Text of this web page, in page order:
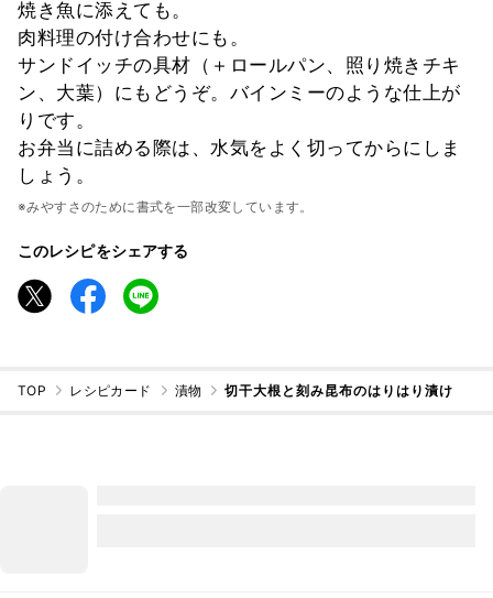
焼き魚に添えても。
肉料理の付け合わせにも。
サンドイッチの具材（＋ロールパン、照り焼きチキ
ン、大葉）にもどうぞ。バインミーのような仕上が
りです。
お弁当に詰める際は、水気をよく切ってからにしま
しょう。
※みやすさのために書式を一部改変しています。
このレシピをシェアする
TOP レシピカード 漬物 切干大根と刻み昆布のはりはり漬け